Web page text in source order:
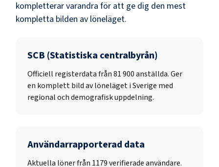
kompletterar varandra för att ge dig den mest
kompletta bilden av löneläget.
SCB (Statistiska centralbyrån)
Officiell registerdata från81 900anställda. Ger
en komplett bild av löneläget i Sverige med
regional och demografisk uppdelning.
Användarrapporterad data
Aktuella löner från 1179 verifierade användare.